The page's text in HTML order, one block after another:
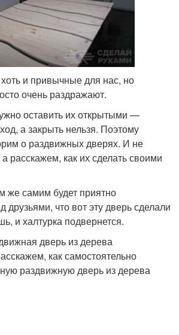
и привычные для нас, но
очень раздражают.
оставить их открытыми —
а закрыть нельзя. Поэтому
о раздвижных дверях. И не
расскажем, как их сделать своими
же самим будет приятно
друзьями, что вот эту дверь сделали
и халтурка подвернется.
дверь из дерева
как самостоятельно
раздвижную дверь из дерева